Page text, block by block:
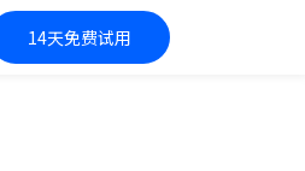
14天免费试用